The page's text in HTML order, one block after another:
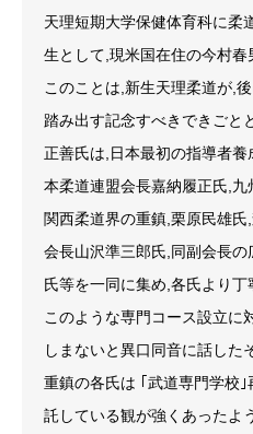
天理短期大学保健体育科に柔
生として,現米国在住の今村
このことは,新生天理柔道が,
踏み出す記念すべきできごと
正善氏は,日本最初の指導者
本柔道連盟会長嘉納履正氏,九
関西柔道界の重鎮,栗原民雄
会長山沢準三郎氏,同副会長
氏等を一同に集め,各氏より丁
このような専門コース設立に
しまないと異口同音に話した
重鎮の各氏は ｢武道専門学校
託している観が強くあったよ